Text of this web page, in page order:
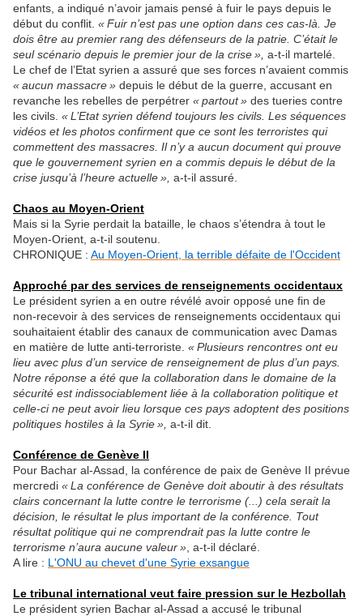
enfants, a indiqué n’avoir jamais pensé à fuir le pays depuis le
début du conflit. « Fuir n’est pas une option dans ces cas-là. Je
dois être au premier rang des défenseurs de la patrie. C’était le
seul scénario depuis le premier jour de la crise », a-t-il martelé.
Le chef de l’Etat syrien a assuré que ses forces n’avaient commis
« aucun massacre » depuis le début de la guerre, accusant en
revanche les rebelles de perpétrer « partout » des tueries contre
les civils. « L’Etat syrien défend toujours les civils. Les séquences
vidéos et les photos confirment que ce sont les terroristes qui
commettent des massacres. Il n’y a aucun document qui prouve
que le gouvernement syrien en a commis depuis le début de la
crise jusqu’à l’heure actuelle », a-t-il assuré.
Chaos au Moyen-Orient
Mais si la Syrie perdait la bataille, le chaos s’étendra à tout le
Moyen-Orient, a-t-il soutenu.
CHRONIQUE : Au Moyen-Orient, la terrible défaite de l'Occident
Approché par des services de renseignements occidentaux
Le président syrien a en outre révélé avoir opposé une fin de
non-recevoir à des services de renseignements occidentaux qui
souhaitaient établir des canaux de communication avec Damas
en matière de lutte anti-terroriste. « Plusieurs rencontres ont eu
lieu avec plus d’un service de renseignement de plus d’un pays.
Notre réponse a été que la collaboration dans le domaine de la
sécurité est indissociablement liée à la collaboration politique et
celle-ci ne peut avoir lieu lorsque ces pays adoptent des positions
politiques hostiles à la Syrie », a-t-il dit.
Conférence de Genève II
Pour Bachar al-Assad, la conférence de paix de Genève II prévue
mercredi « La conférence de Genève doit aboutir à des résultats
clairs concernant la lutte contre le terrorisme (...) cela serait la
décision, le résultat le plus important de la conférence. Tout
résultat politique qui ne comprendrait pas la lutte contre le
terrorisme n’aura aucune valeur » , a-t-il déclaré.
A lire : L'ONU au chevet d'une Syrie exsangue
Le tribunal international veut faire pression sur le Hezbollah
Le président syrien Bachar al-Assad a accusé le tribunal